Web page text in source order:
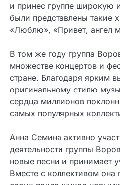
и принес группе широкую
были представлены такие
«Люблю», «Привет, ангел
В том же году группа
множестве концертов и
стране. Благодаря ярким
оригинальному стилю
сердца миллионов
самых популярных
Анна Семина активно
деятельности группы
новые песни и принимает
Вместе с коллективом она